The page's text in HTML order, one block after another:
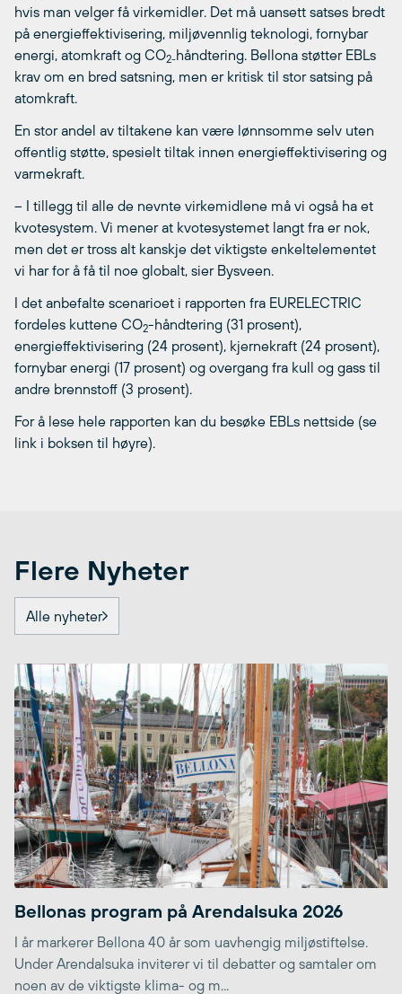
hvis man velger få virkemidler. Det må uansett satses bredt
på energieffektivisering, miljøvennlig teknologi, fornybar
energi, atomkraft og CO2-håndtering. Bellona støtter EBLs
krav om en bred satsning, men er kritisk til stor satsing på
atomkraft.
En stor andel av tiltakene kan være lønnsomme selv uten
offentlig støtte, spesielt tiltak innen energieffektivisering og
varmekraft.
– I tillegg til alle de nevnte virkemidlene må vi også ha et
kvotesystem. Vi mener at kvotesystemet langt fra er nok,
men det er tross alt kanskje det viktigste enkeltelementet
vi har for å få til noe globalt, sier Bysveen.
I det anbefalte scenarioet i rapporten fra EURELECTRIC
fordeles kuttene CO2-håndtering (31 prosent),
energieffektivisering (24 prosent), kjernekraft (24 prosent),
fornybar energi (17 prosent) og overgang fra kull og gass til
andre brennstoff (3 prosent).
For å lese hele rapporten kan du besøke EBLs nettside (se
link i boksen til høyre).
Flere Nyheter
Alle nyheter
Bellonas program på Arendalsuka 2026
I år markerer Bellona 40 år som uavhengig miljøstiftelse.
Under Arendalsuka inviterer vi til debatter og samtaler om
noen av de viktigste klima- og m...